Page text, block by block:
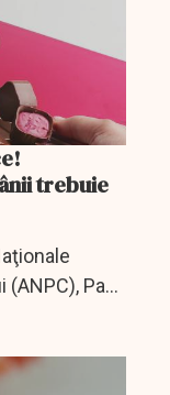
trebuie
Paul
legătură cu